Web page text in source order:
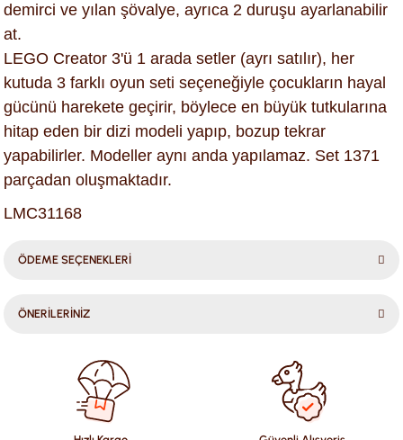
demirci ve yılan şövalye, ayrıca 2 duruşu ayarlanabilir
at.
LEGO Creator 3'ü 1 arada setler (ayrı satılır), her
kutuda 3 farklı oyun seti seçeneğiyle çocukların hayal
gücünü harekete geçirir, böylece en büyük tutkularına
hitap eden bir dizi modeli yapıp, bozup tekrar
yapabilirler. Modeller aynı anda yapılamaz. Set 1371
parçadan oluşmaktadır.
LMC31168
ÖDEME SEÇENEKLERİ
ÖNERİLERİNİZ
konularda yetersiz gördüğünüz noktaları öneri formunu
kullanarak tarafımıza iletebilirsiniz.
Görüş ve önerileriniz için teşekkür ederiz.